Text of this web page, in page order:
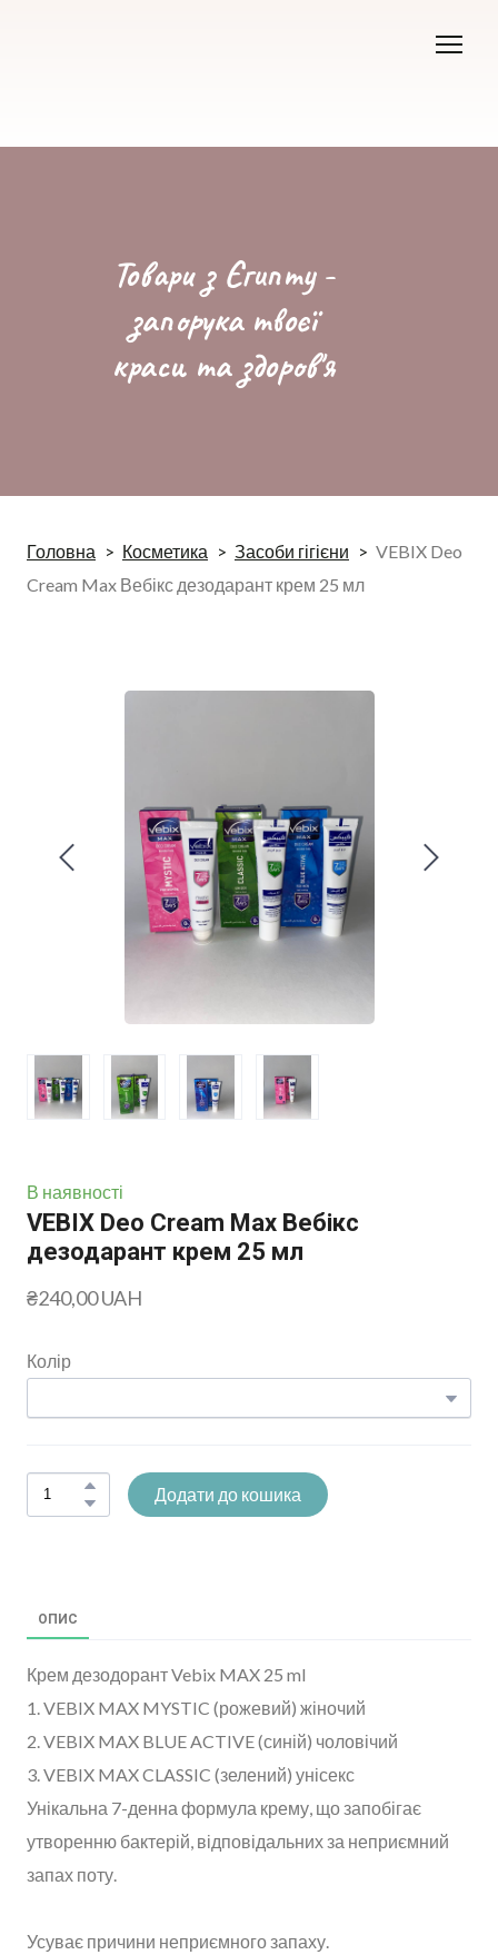
Товари з Єгипту -
запорука твоєї
краси та здоров'я
Головна Косметика Засоби гігієни
VEBIX Deo
Cream Max Вебікс дезодарант крем 25 мл
В наявності
VEBIX Deo Cream Max Вебікс
дезодарант крем 25 мл
₴240,00 UAH
Колір
Додати до кошика
ОПИС
Крем дезодорант Vebix MAX 25 ml
1. VEBIX MAX MYSTIC (рожевий) жіночий
2. VEBIX MAX BLUE ACTIVE (синій) чоловічий
3. VEBIX MAX CLASSIC (зелений) унісекс
Унікальна 7-денна формула крему, що запобігає
утворенню бактерій, відповідальних за неприємний
запах поту.
Усуває причини неприємного запаху.